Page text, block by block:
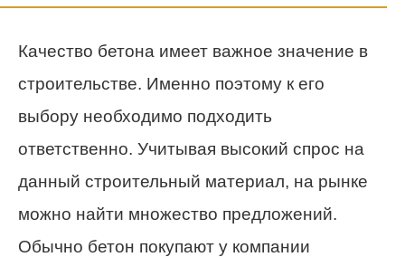
Качество бетона имеет важное значение в
строительстве. Именно поэтому к его
выбору необходимо подходить
ответственно. Учитывая высокий спрос на
данный строительный материал, на рынке
можно найти множество предложений.
Обычно бетон покупают у компании